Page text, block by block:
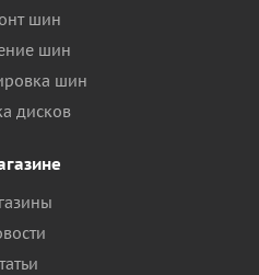
шин
шин
шин
дисков